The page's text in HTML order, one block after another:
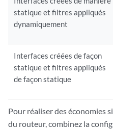
statique et filtres appliqués
dynamiquement
Interfaces créées de façon
statique et filtres appliqués
de façon statique
Pour réaliser des économies
du routeur, combinez la